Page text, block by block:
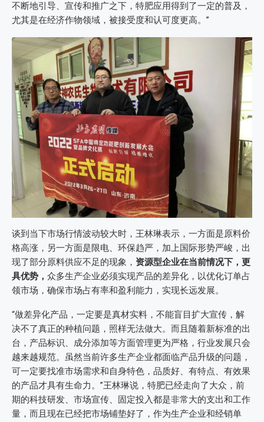
不断地引导、宣传和推广之下，特肥应用得到了一定的普及，
尤其是在经济作物领域，被接受度和认可度更高。”
谈到当下市场行情波动较大时，王林琳表示，一方面是原料价
格高涨，另一方面是限电、环保趋严，加上国际形势严峻，出
现了部分原料供应不足的现象， 资源型企业在当前情况下，更
具优势， 众多生产企业必须实现产品的差异化，以优化订单占
领市场，确保市场占有率和盈利能力，实现长远发展。
“做差异化产品，一定要是真材实料，不能盲目扩大宣传，解
决不了真正的种植问题，照样无法做大。而且随着新标准的出
台，产品标识、成分添加等方面管理更为严格，行业发展只会
越来越规范。虽然当前许多生产企业都面临产品升级的问题，
可一定要找准市场需求和自身特色，品质好、有特点、有效果
的产品才具有生命力。”王林琳说，特肥已经走向了大众，前
期的科技研发、市场宣传、固定投入都是非常大的支出和工作
量，而且现在已经把市场铺垫好了，作为生产企业和经销单